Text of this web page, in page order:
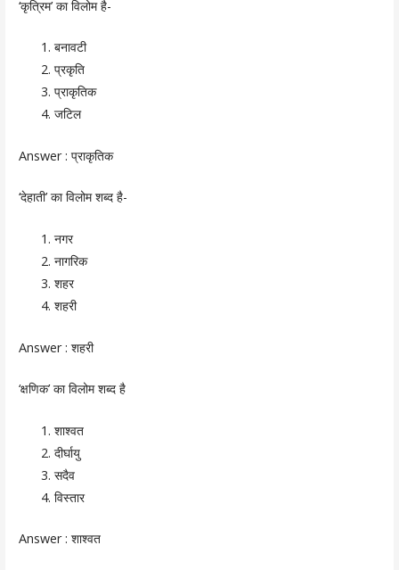
‘कृत्रिम’ का विलोम है-
बनावटी
प्रकृति
प्राकृतिक
जटिल
Answer : प्राकृतिक
‘देहाती’ का विलोम शब्द है-
नगर
नागरिक
शहर
शहरी
Answer : शहरी
‘क्षणिक’ का विलोम शब्द है
शाश्वत
दीर्घायु
सदैव
विस्तार
Answer : शाश्वत